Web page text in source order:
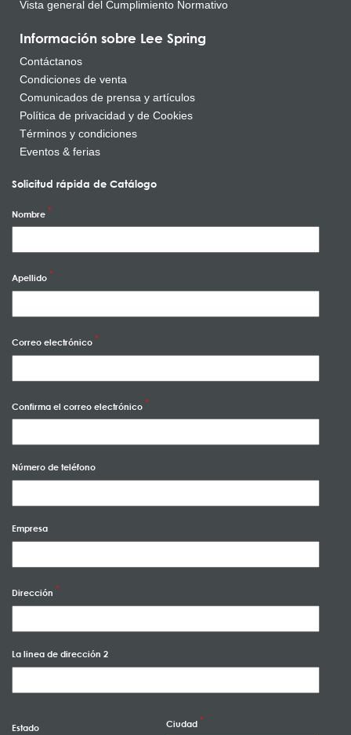
Vista general del Cumplimiento Normativo
Información sobre Lee Spring
Contáctanos
Condiciones de venta
Comunicados de prensa y artículos
Política de privacidad y de Cookies
Términos y condiciones
Eventos & ferias
Solicitud rápida de Catálogo
Nombre
Apellido
Correo electrónico
Confirma el correo electrónico
Número de teléfono
Empresa
Dirección
La linea de dirección 2
Estado Ciudad